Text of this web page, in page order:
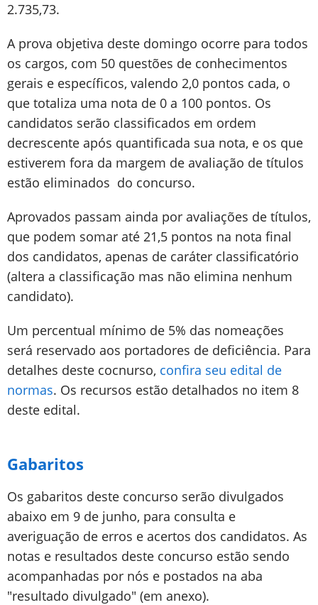
2.735,73.
A prova objetiva deste domingo ocorre para todos
os cargos, com 50 questões de conhecimentos
gerais e específicos, valendo 2,0 pontos cada, o
que totaliza uma nota de 0 a 100 pontos. Os
candidatos serão classificados em ordem
decrescente após quantificada sua nota, e os que
estiverem fora da margem de avaliação de títulos
estão eliminados do concurso.
Aprovados passam ainda por avaliações de títulos,
que podem somar até 21,5 pontos na nota final
dos candidatos, apenas de caráter classificatório
(altera a classificação mas não elimina nenhum
candidato).
Um percentual mínimo de 5% das nomeações
será reservado aos portadores de deficiência. Para
detalhes deste cocnurso, confira seu edital de
normas. Os recursos estão detalhados no item 8
deste edital.
Gabaritos
Os gabaritos deste concurso serão divulgados
abaixo em 9 de junho, para consulta e
averiguação de erros e acertos dos candidatos. As
notas e resultados deste concurso estão sendo
acompanhadas por nós e postados na aba
"resultado divulgado" (em anexo).